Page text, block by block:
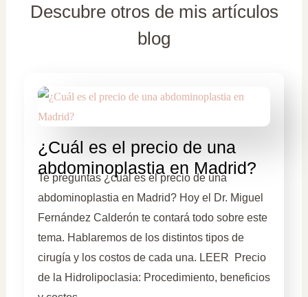
Descubre otros de mis artículos
blog
¿Cuál es el precio de una
abdominoplastia en Madrid?
Te preguntas ¿cuál es el precio de una
abdominoplastia en Madrid? Hoy el Dr. Miguel
Fernández Calderón te contará todo sobre este
tema. Hablaremos de los distintos tipos de
cirugía y los costos de cada una. LEER Precio
de la Hidrolipoclasia: Procedimiento, beneficios